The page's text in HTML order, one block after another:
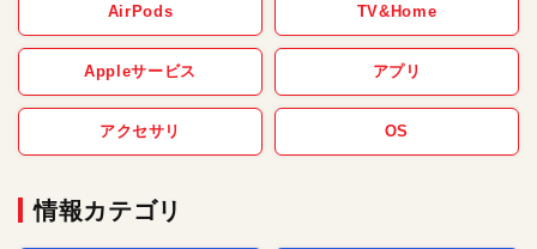
AirPods TV&Home
Appleサービス アプリ
アクセサリ OS
情報カテゴリ